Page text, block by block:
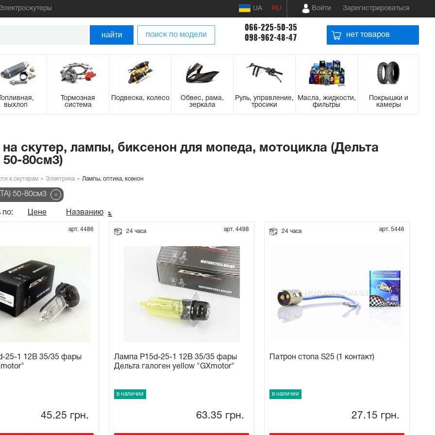
Электроскутеры UA RU Войти Зарегистрироваться
найти поиск по модели
066-225-50-35
098-962-48-47
нет товаров
выхлоп
Тормозная
система
Подвеска, колесо
Обвес, рама,
зеркала
Руль, управление,
тросики
Масла, жидкости,
фильтры
Покрышки и
камеры
на скутер, лампы, биксенон для мопеда, мотоцикла (Дельта
50-80см3)
к скутерам Электрика Лампы, оптика, ксенон
50-80см3
по: Цене Названию
арт. 4486
25-1 12В 35/35 фары
45.25 грн.
24 часа арт. 4498
Лампа P15d-25-1 12В 35/35 фары
Дельта галоген yellow "GXmotor"
в наличии
63.35 грн.
24 часа арт. 5446
Патрон стопа S25 (1 контакт)
в наличии
27.15 грн.